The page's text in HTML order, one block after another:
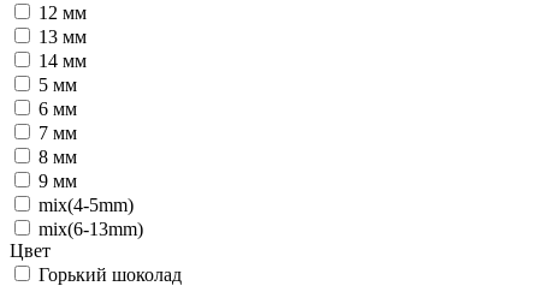
12 мм
13 мм
14 мм
5 мм
6 мм
7 мм
8 мм
9 мм
mix(4-5mm)
mix(6-13mm)
Цвет
Горький шоколад